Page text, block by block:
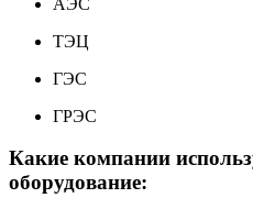
ТЭЦ
ГЭС
ГРЭС
Какие компании
оборудование: